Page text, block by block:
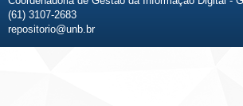
(61) 3107-2683
repositorio@unb.br